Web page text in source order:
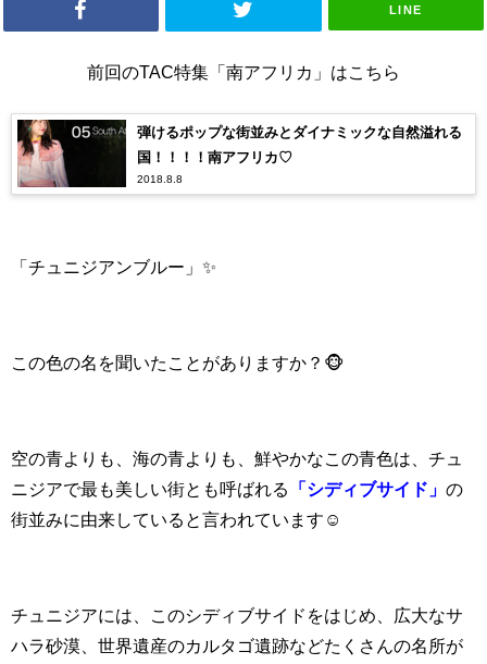
LINE
前回のTAC特集「南アフリカ」はこちら
弾けるポップな街並みとダイナミックな自然溢れる
国！！！！南アフリカ♡
2018.8.8
「チュニジアンブルー」✨
この色の名を聞いたことがありますか？🐵
空の青よりも、海の青よりも、鮮やかなこの青色は、 チュ
ニジアで最も美しい街とも呼ばれる
「シディブサイド」 の
街並みに由来していると言われています☺️
チュニジアには、このシディブサイドをはじめ、広大なサ
ハラ砂漠、 世界遺産のカルタゴ遺跡などたくさんの名所が